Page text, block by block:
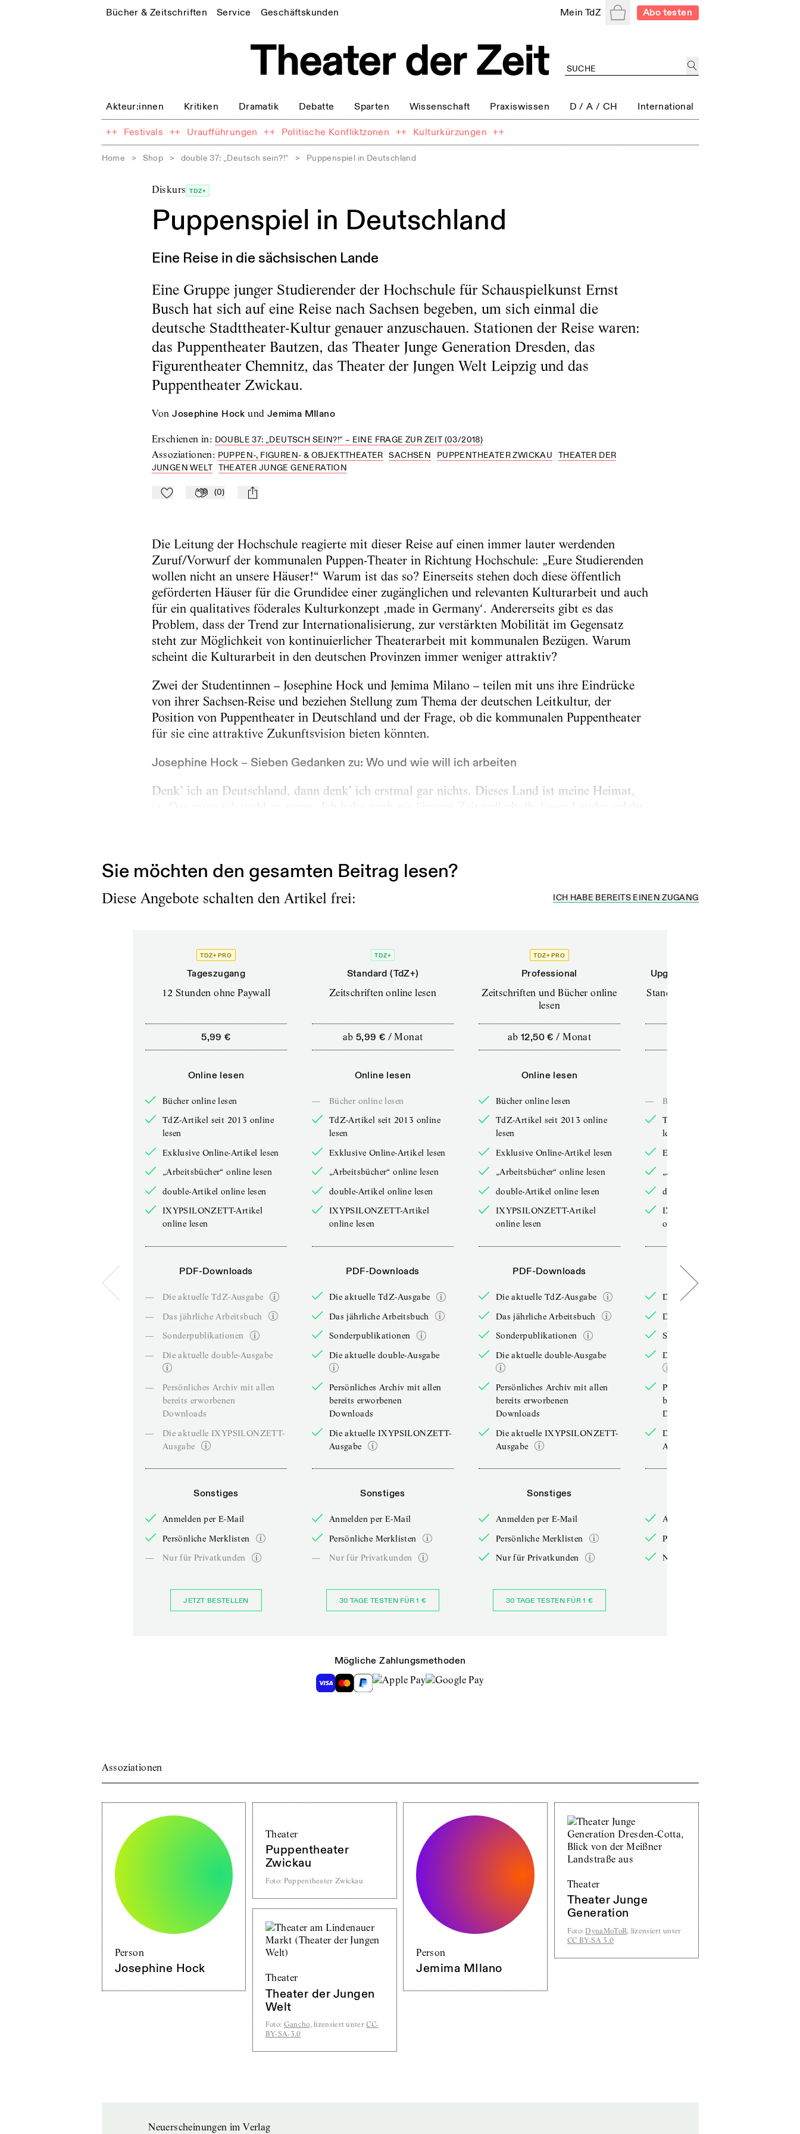
Bücher & Zeitschriften Service Geschäftskunden Mein TdZ WarenkorbAbo testen
Akteur:innen Kritiken Dramatik Debatte Sparten Wissenschaft Praxiswissen D / A / CH International
++ Festivals ++ Uraufführungen ++ Politische Konfliktzonen ++ Kulturkürzungen ++
Home > Shop > double 37: „Deutsch sein?!“ > Puppenspiel in Deutschland
Diskurs TDZ+
Puppenspiel in Deutschland
Eine Reise in die sächsischen Lande
Eine Gruppe junger Studierender der Hochschule für Schauspielkunst Ernst
Busch hat sich auf eine Reise nach Sachsen begeben, um sich einmal die
deutsche Stadttheater-Kultur genauer anzuschauen. Stationen der Reise waren:
das Puppentheater Bautzen, das Theater Junge Generation Dresden, das
Figurentheater Chemnitz, das Theater der Jungen Welt Leipzig und das
Puppentheater Zwickau.
von Josephine Hock und Jemima MIlano
Erschienen in: DOUBLE 37: „DEUTSCH SEIN?!“ – EINE FRAGE ZUR ZEIT (03/2018)
Assoziationen: PUPPEN-, FIGUREN- & OBJEKTTHEATER SACHSEN PUPPENTHEATER ZWICKAU
THEATER DER
JUNGEN WELT THEATER JUNGE GENERATION
Zu Mein-TdZ hinzufügen
Applaudieren
(0) mail
Die Leitung der Hochschule reagierte mit dieser Reise auf einen immer lauter werdenden
Zuruf/Vorwurf der kommunalen Puppen-Theater in Richtung Hochschule: „Eure Studierenden
wollen nicht an unsere Häuser!“ Warum ist das so? Einerseits stehen doch diese öffentlich
geförderten Häuser für die Grundidee einer zugänglichen und relevanten Kulturarbeit und auch
für ein qualitatives föderales Kulturkonzept ‚made in Germany‘. Andererseits gibt es das
Problem, dass der Trend zur Internationalisierung, zur verstärkten Mobilität im Gegensatz
steht zur Möglichkeit von kontinuierlicher Theaterarbeit mit kommunalen Bezügen. Warum
scheint die Kulturarbeit in den deutschen Provinzen immer weniger attraktiv?
Zwei der Studentinnen – Josephine Hock und Jemima Milano – teilen mit uns ihre Eindrücke
von ihrer Sachsen-Reise und beziehen Stellung zum Thema der deutschen Leitkultur, der
Position von Puppentheater in Deutschland und der Frage, ob die kommunalen Puppentheater
für sie eine attraktive Zukunftsvision bieten könnten.
Josephine Hock – Sieben Gedanken zu: Wo und wie will ich arbeiten
Denk’ ich an Deutschland, dann denk’ ich erstmal gar nichts. Dieses Land ist meine Heimat,
Sie möchten den gesamten Beitrag lesen?
Diese Angebote schalten den Artikel frei: ICH HABE BEREITS EINEN ZUGANG
TDZ+ PRO
Tageszugang
12 Stunden ohne Paywall
5,99 €
Online lesen
Bücher online lesen
TdZ-Artikel seit 2013 online
lesen
Exklusive Online-Artikel lesen
„Arbeitsbücher“ online lesen
double-Artikel online lesen
IXYPSILONZETT-Artikel
online lesen
PDF-Downloads
—
Die aktuelle TdZ-Ausgabe
—
Das jährliche Arbeitsbuch
—
Sonderpublikationen
—
Die aktuelle double-Ausgabe
—
Persönliches Archiv mit allen
bereits erworbenen
Downloads
—
Die aktuelle IXYPSILONZETT-
Ausgabe
Sonstiges
Anmelden per E-Mail
Persönliche Merklisten
—
Nur für Privatkunden
JETZT BESTELLEN
TDZ+
Standard (TdZ+)
Zeitschriften online lesen
ab 5,99 € /Monat
Online lesen
—
Bücher online lesen
TdZ-Artikel seit 2013 online
lesen
Exklusive Online-Artikel lesen
„Arbeitsbücher“ online lesen
double-Artikel online lesen
IXYPSILONZETT-Artikel
online lesen
PDF-Downloads
Die aktuelle TdZ-Ausgabe
Das jährliche Arbeitsbuch
Sonderpublikationen
Die aktuelle double-Ausgabe
Persönliches Archiv mit allen
bereits erworbenen
Downloads
Die aktuelle IXYPSILONZETT-
Ausgabe
Sonstiges
Anmelden per E-Mail
Persönliche Merklisten
—
Nur für Privatkunden
30 TAGE TESTEN FÜR 1 €
TDZ+ PRO
Professional
Zeitschriften und Bücher online
lesen
ab 12,50 € /Monat
Online lesen
Bücher online lesen
TdZ-Artikel seit 2013 online
lesen
Exklusive Online-Artikel lesen
„Arbeitsbücher“ online lesen
double-Artikel online lesen
IXYPSILONZETT-Artikel
online lesen
PDF-Downloads
Die aktuelle TdZ-Ausgabe
Das jährliche Arbeitsbuch
Sonderpublikationen
Die aktuelle double-Ausgabe
Persönliches Archiv mit allen
bereits erworbenen
Downloads
Die aktuelle IXYPSILONZETT-
Ausgabe
Sonstiges
Anmelden per E-Mail
Persönliche Merklisten
Nur für Privatkunden
30 TAGE TESTEN FÜR 1 €
Upgrade für Printabonnenten
Standard (TdZ+) – Zeitschriften
—
Bücher online lesen
TdZ-Artikel seit 2013 online
lesen
Exklusive Online-Artikel lesen
„Arbeitsbücher“ online lesen
double-Artikel online lesen
IXYPSILONZETT-Artikel
online lesen
PDF-Downloads
Die aktuelle TdZ-Ausgabe
Das jährliche Arbeitsbuch
Sonderpublikationen
Die aktuelle double-Ausgabe
Persönliches Archiv mit allen
bereits erworbenen
Downloads
Die aktuelle IXYPSILONZETT-
Ausgabe
Anmelden per E-Mail
Persönliche Merklisten
Nur für Privatkunden
Mögliche Zahlungsmethoden
Assoziationen
Person
Josephine Hock
Theater
Puppentheater
Zwickau
Foto: Puppentheater Zwickau
Person
Jemima MIlano
Theater
Theater Junge
Generation
Foto: DynaMoToR, lizensiert unter
CC BY-SA 3.0
Theater
Theater der Jungen
Welt
Foto: Gancho, lizensiert unterCC-
BY-SA-3.0
Neuerscheinungen im Verlag